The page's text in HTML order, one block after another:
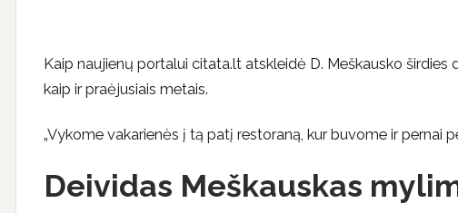
Kaip naujienų portalui citata.lt atskleidė D. Meškausko
kaip ir praėjusiais metais.
„Vykome vakarienės į tą patį restoraną, kur buvome ir pernai
Deividas Meškauskas